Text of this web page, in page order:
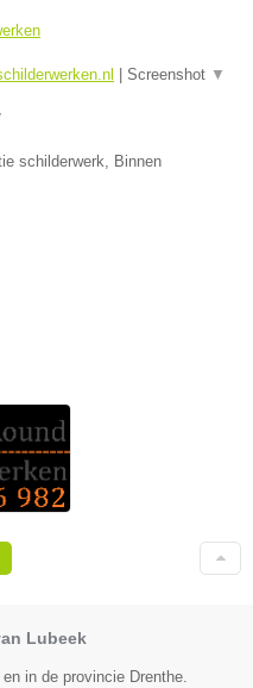
Screenshot ▼
schilderwerk, Binnen
Lubeek
in de provincie Drenthe.